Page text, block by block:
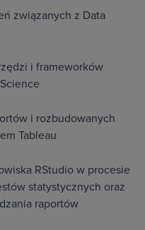
związanych z Data
i frameworków
i rozbudowanych
Tableau
RStudio w procesie
statystycznych oraz
raportów